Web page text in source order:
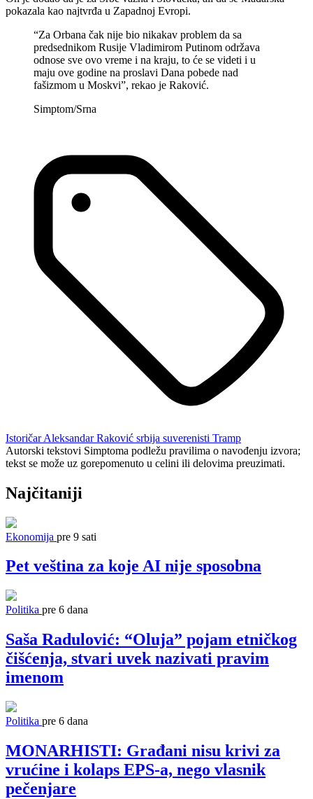
pokazala kao najtvrđa u Zapadnoj Evropi.
“Za Orbana čak nije bio nikakav problem da sa
predsednikom Rusije Vladimirom Putinom održava
odnose sve ovo vreme i na kraju, to će se videti i u
maju ove godine na proslavi Dana pobede nad
fašizmom u Moskvi”, rekao je Raković.
Simptom/Srna
Istoričar Aleksandar Raković srbija suverenisti Tramp
Autorski tekstovi Simptoma podležu pravilima o navođenju izvora;
tekst se može uz gorepomenuto u celini ili delovima preuzimati.
Najčitaniji
Ekonomija pre 9 sati
Pet veština za koje AI nije sposobna
Politika pre 6 dana
Saša Radulović: “Oluja” pojam etničkog
čišćenja, stvari uvek nazivati pravim
imenom
Politika pre 6 dana
MONARHISTI: Građani nisu krivi za
vrućine i kolaps EPS-a, nego vlasnik
pečenjare